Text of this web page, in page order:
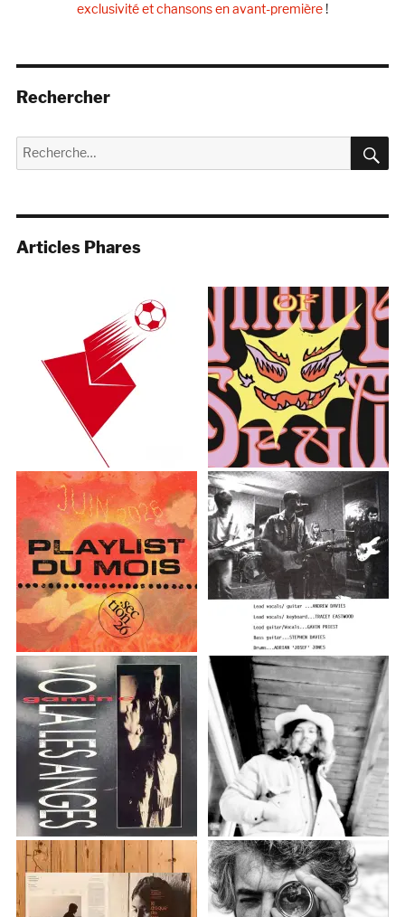
exclusivité et chansons en avant-première !
Rechercher
Recherche
pour :
Articles Phares